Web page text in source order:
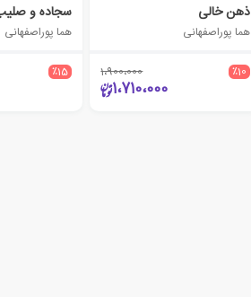
ذهن خالی
هما پوراصفهانی
٪10 1،900،000
1،710،000
سجاده و
هما پوراصفهانی
٪15